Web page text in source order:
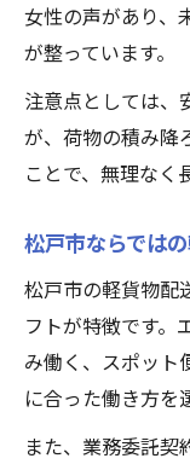
女性の声があり、
が整っています。
注意点としては、
が、荷物の積み降
ことで、無理なく
松戸市ならでは
松戸市の軽貨物配
フトが特徴です。
み働く、スポット
に合った働き方を
また、業務委託契